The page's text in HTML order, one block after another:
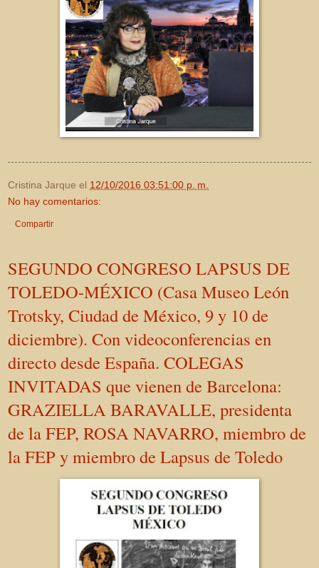
Cristina Jarque el 12/10/2016 03:51:00 p. m.
No hay comentarios:
Compartir
SEGUNDO CONGRESO LAPSUS DE
TOLEDO-MÉXICO (Casa Museo León
Trotsky, Ciudad de México, 9 y 10 de
diciembre). Con videoconferencias en
directo desde España. COLEGAS
INVITADAS que vienen de Barcelona:
GRAZIELLA BARAVALLE, presidenta
de la FEP, ROSA NAVARRO, miembro de
la FEP y miembro de Lapsus de Toledo